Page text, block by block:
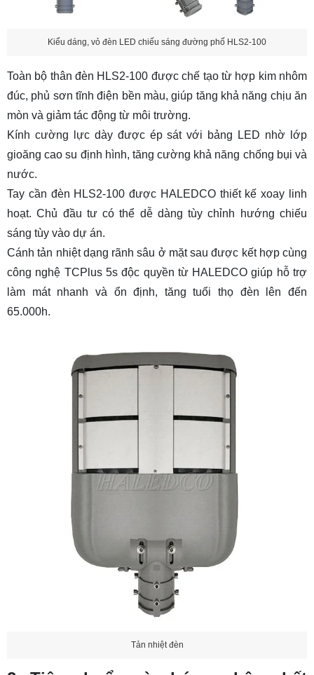
Kiểu dáng, vỏ đèn LED chiếu sáng đường phố HLS2-100
Toàn bộ thân đèn HLS2-100 được chế tạo từ hợp kim nhôm
đúc, phủ sơn tĩnh điện bền màu, giúp tăng khả năng chịu ăn
mòn và giảm tác động từ môi trường.
Kính cường lực dày được ép sát với bảng LED nhờ lớp
gioăng cao su định hình, tăng cường khả năng chống bụi và
nước.
Tay cần đèn HLS2-100 được HALEDCO thiết kế xoay linh
hoạt. Chủ đầu tư có thể dễ dàng tùy chỉnh hướng chiếu
sáng tùy vào dự án.
Cánh tản nhiệt dạng rãnh sâu ở mặt sau được kết hợp cùng
công nghệ TCPlus 5s độc quyền từ HALEDCO giúp hỗ trợ
làm mát nhanh và ổn định, tăng tuổi thọ đèn lên đến
65.000h.
Tản nhiệt đèn